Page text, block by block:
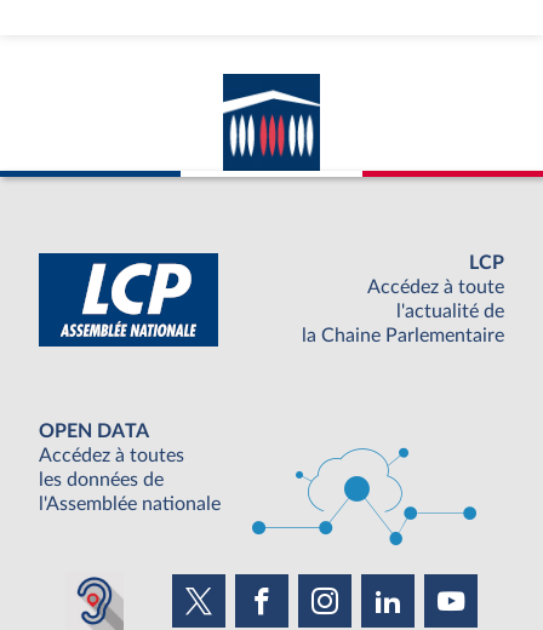
LCP
Accédez à toute
l'actualité de
la Chaine Parlementaire
OPEN DATA
Accédez à toutes
les données de
l'Assemblée nationale